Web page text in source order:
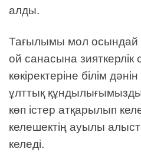
алды.
Тағылымы мол
ой санасына зияткерлік
көкіректеріне білім
ұлттық
көп істер атқарылып
келешектің ауылы
келеді.